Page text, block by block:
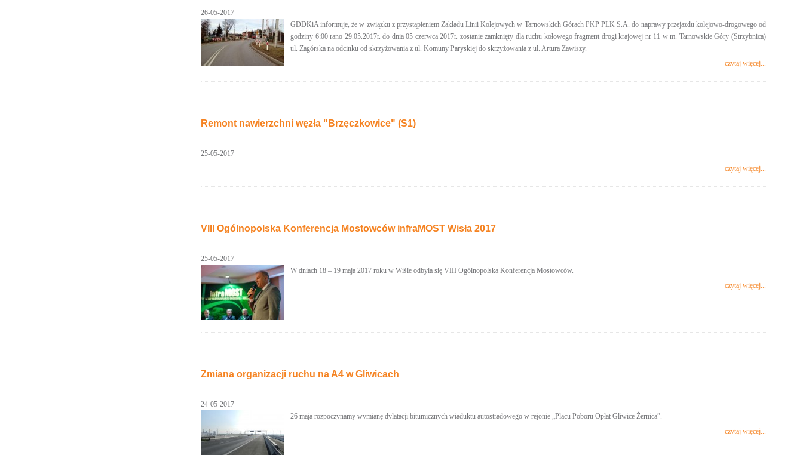
26-05-2017
GDDKiA informuje, że w związku z przystąpieniem Zakładu Linii Kolejowych w Tarnowskich Górach PKP PLK S.A. do naprawy przejazdu kolejowo-drogowego od
godziny 6:00 rano 29.05.2017r. do dnia 05 czerwca 2017r. zostanie zamknięty dla ruchu kołowego fragment drogi krajowej nr 11 w m. Tarnowskie Góry (Strzybnica)
ul. Zagórska na odcinku od skrzyżowania z ul. Komuny Paryskiej do skrzyżowania z ul. Artura Zawiszy.
czytaj więcej...
Remont nawierzchni węzła "Brzęczkowice" (S1)
25-05-2017
czytaj więcej...
VIII Ogólnopolska Konferencja Mostowców infraMOST Wisła 2017
25-05-2017
W dniach 18 – 19 maja 2017 roku w Wiśle odbyła się VIII Ogólnopolska Konferencja Mostowców.
czytaj więcej...
Zmiana organizacji ruchu na A4 w Gliwicach
24-05-2017
26 maja rozpoczynamy wymianę dylatacji bitumicznych wiaduktu autostradowego w rejonie „Placu Poboru Opłat Gliwice Żernica”.
czytaj więcej...